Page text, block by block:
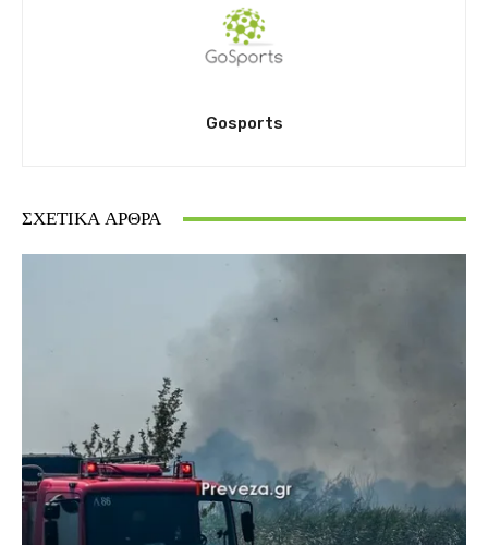
Gosports
ΣΧΕΤΙΚΆ ΆΡΘΡΑ